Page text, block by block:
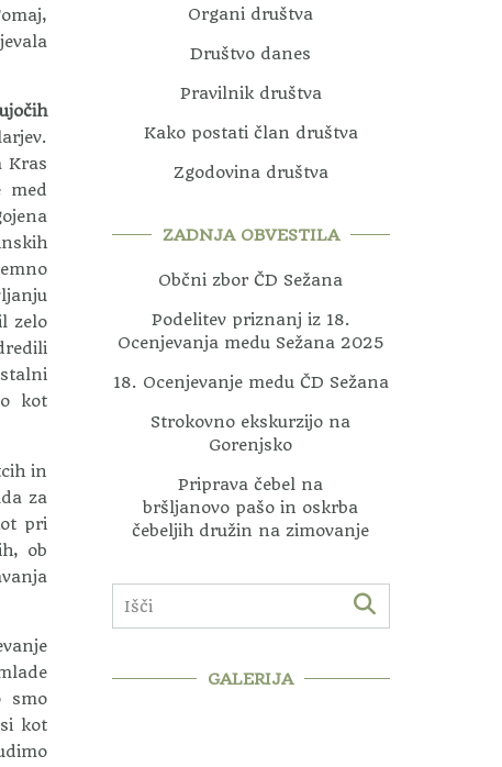
Kras
med
zelo
kot
in
za
pri
ob
smo
kot
Organi društva
Društvo danes
Pravilnik društva
Kako postati član društva
Zgodovina društva
ZADNJA OBVESTILA
Občni zbor ČD Sežana
Podelitev priznanj iz 18.
Ocenjevanja medu Sežana 2025
18. Ocenjevanje medu ČD Sežana
Strokovno ekskurzijo na
Gorenjsko
Priprava čebel na
bršljanovo pašo in oskrba
čebeljih družin na zimovanje
GALERIJA